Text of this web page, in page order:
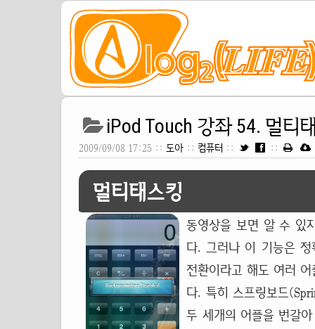
iPod Touch 강좌 54. 멀티
2009/09/08 17:25 :: 도아 :: 컴퓨터 :: ::
멀티태스킹
동영상을 보면 알 수 있
다. 그러나 이 기능은 정
전환이라고 해도 여러
다. 특히 스프링보드
두 세개의 어플을 번갈